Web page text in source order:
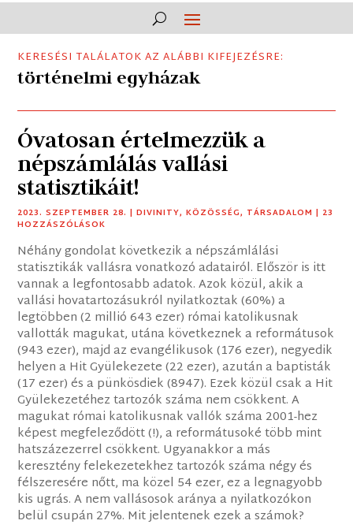
KERESÉSI TALÁLATOK AZ ALÁBBI KIFEJEZÉSRE:
történelmi egyházak
Óvatosan értelmezzük a
népszámlálás vallási
statisztikáit!
2023. SZEPTEMBER 28. |DIVINITY,KÖZÖSSÉG, TÁRSADALOM | 23
HOZZÁSZÓLÁSOK
Néhány gondolat következik a népszámlálási
statisztikák vallásra vonatkozó adatairól. Először is itt
vannak a legfontosabb adatok. Azok közül, akik a
vallási hovatartozásukról nyilatkoztak (60%) a
legtöbben (2 millió 643 ezer) római katolikusnak
vallották magukat, utána következnek a reformátusok
(943 ezer), majd az evangélikusok (176 ezer), negyedik
helyen a Hit Gyülekezete (22 ezer), azután a baptisták
(17 ezer) és a pünkösdiek (8947). Ezek közül csak a Hit
Gyülekezetéhez tartozók száma nem csökkent. A
magukat római katolikusnak vallók száma 2001-hez
képest megfeleződött (!), a reformátusoké több mint
hatszázezerrel csökkent. Ugyanakkor a más
keresztény felekezetekhez tartozók száma négy és
félszeresére nőtt, ma közel 54 ezer, ez a legnagyobb
kis ugrás. A nem vallásosok aránya a nyilatkozókon
belül csupán 27%. Mit jelentenek ezek a számok?